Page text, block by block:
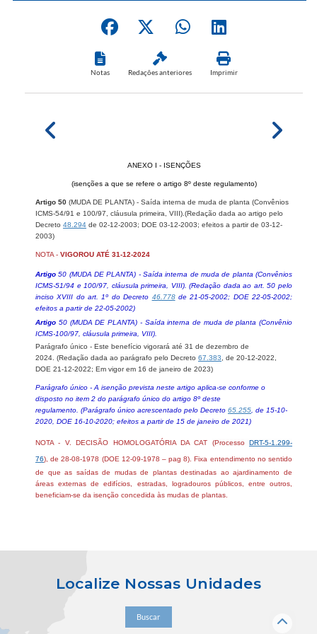
Notas Redações anteriores Imprimir
ANEXO I - ISENÇÕES
(isenções a que se refere o artigo 8º deste regulamento)
Artigo 50 (MUDA DE PLANTA) - Saída interna de muda de planta (Convênios
ICMS-54/91 e 100/97, cláusula primeira, VIII).(Redação dada ao artigo pelo
Decreto 48.294 de 02-12-2003; DOE 03-12-2003; efeitos a partir de 03-12-
2003)
NOTA - VIGOROU ATÉ 31-12-2024
Artigo50 (MUDA DE PLANTA) - Saída interna de muda de planta (Convênios
ICMS-51/94 e 100/97, cláusula primeira, VIII). (Redação dada ao art. 50 pelo
inciso XVIII do art. 1º do Decreto 46.778de 21-05-2002; DOE 22-05-2002;
efeitos a partir de 22-05-2002)
Artigo 50 (MUDA DE PLANTA) - Saída interna de muda de planta (Convênio
ICMS-100/97, cláusula primeira, VIII).
Parágrafo único - Este benefício vigorará até 31 de dezembro de
2024. (Redação dada ao parágrafo pelo Decreto 67.383 , de 20-12-2022,
DOE 21-12-2022; Em vigor em 16 de janeiro de 2023)
Parágrafo único - A isenção prevista neste artigo aplica-se conforme o
disposto no item 2 do parágrafo único do artigo 8º deste
regulamento. (Parágrafo único acrescentado pelo Decreto 65.255 , de 15-10-
2020, DOE 16-10-2020; efeitos a partir de 15 de janeiro de 2021)
NOTA - V. DECISÃO HOMOLOGATÓRIA DA CAT (Processo DRT-5-1.299-
76), de 28-08-1978 (DOE 12-09-1978 – pag 8). Fixa entendimento no sentido
de que as saídas de mudas de plantas destinadas ao ajardinamento de
áreas externas de edifícios, estradas, logradouros públicos, entre outros,
beneficiam-se da isenção concedida às mudas de plantas.
Localize Nossas Unidades
Buscar